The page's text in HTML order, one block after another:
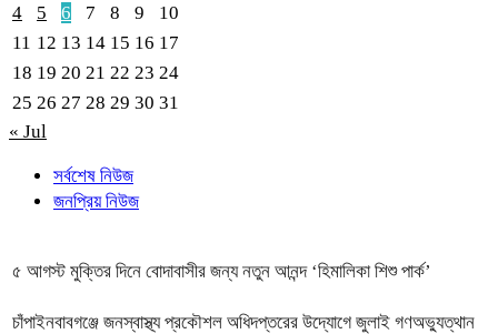
4
5 6 7 8 9
10
11 12 13 14 15 16 17
18 19 20 21 22 23 24
25 26 27 28 29 30 31
« Jul
সর্বশেষ নিউজ
জনপ্রিয় নিউজ
৫ আগস্ট মুক্তির দিনে বোদাবাসীর জন্য নতুন আনন্দ ‘হিমালিকা শিশু পার্ক’
চাঁপাইনবাবগঞ্জে জনস্বাস্থ্য প্রকৌশল অধিদপ্তরের উদ্যোগে জুলাই গণঅভ্যুত্থান